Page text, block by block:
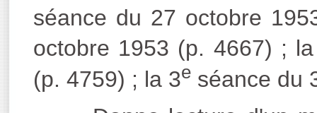
séance du 27 octobre
octobre 1953 (p. 4667) ;
(p. 4759) ; la 3eséance du